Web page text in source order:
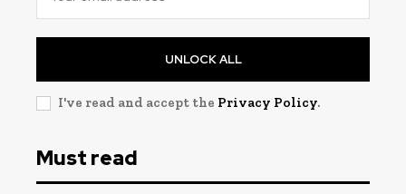
UNLOCK ALL
I've read and accept the Privacy Policy.
Must read